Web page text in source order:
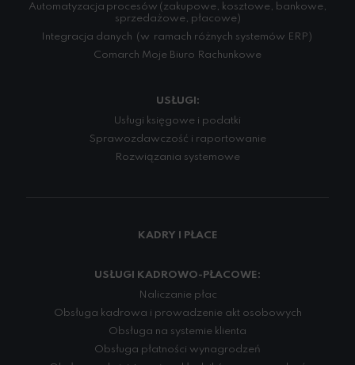
Automatyzacja procesów (zakupowe, kosztowe, bankowe,
sprzedażowe, płacowe)
Integracja danych (w ramach różnych systemów ERP)
Comarch Moje Biuro Rachunkowe
USŁUGI:
Usługi księgowe i podatki
Sprawozdawczość i raportowanie
Rozwiązania systemowe
KADRY I PŁACE
USŁUGI KADROWO-PŁACOWE:
Naliczanie płac
Obsługa kadrowa i prowadzenie akt osobowych
Obsługa na systemie klienta
Obsługa płatności wynagrodzeń